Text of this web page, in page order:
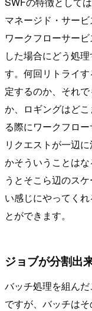
マネージド・サー
ワークフローサー
した場合にどう処
す。何回リトライ
定するのか、それ
か、ロギングはど
る際にワークフロ
リクエストが一辺
かそういうことは
うとそこら辺のス
い感じにやってく
とができます。
ジョブが分割出
バッチ処理を組ん
ですが、バッチは